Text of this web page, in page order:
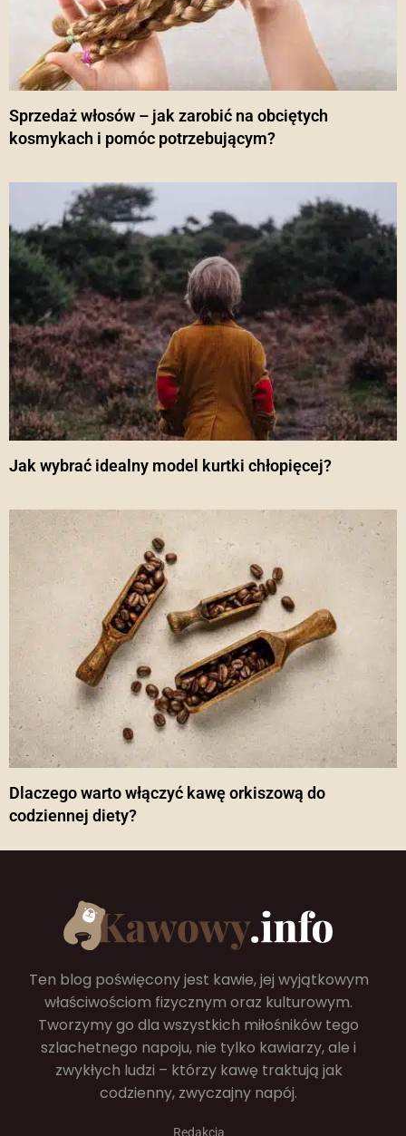
Sprzedaż włosów – jak zarobić na obciętych
kosmykach i pomóc potrzebującym?
Jak wybrać idealny model kurtki chłopięcej?
Dlaczego warto włączyć kawę orkiszową do
codziennej diety?
Ten blog poświęcony jest kawie, jej wyjątkowym
właściwościom fizycznym oraz kulturowym.
Tworzymy go dla wszystkich miłośników tego
szlachetnego napoju, nie tylko kawiarzy, ale i
zwykłych ludzi – którzy kawę traktują jak
codzienny, zwyczajny napój.
Redakcja